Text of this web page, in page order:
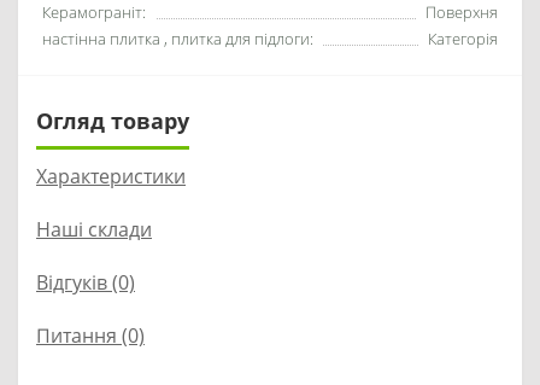
Керамограніт:
Поверхня
настінна плитка , плитка для підлоги:
Категорія
Огляд товару
Характеристики
Наші склади
Відгуків (0)
Питання (0)